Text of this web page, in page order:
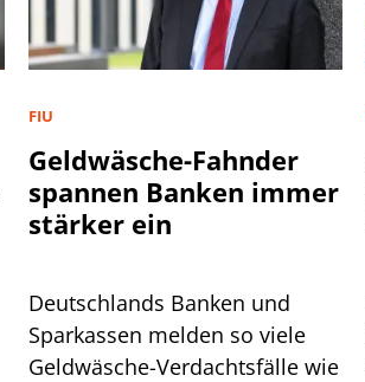
FIU
Geldwäsche-Fahnder
spannen Banken immer
stärker ein
Deutschlands Banken und
Sparkassen melden so viele
Geldwäsche-Verdachtsfälle wie